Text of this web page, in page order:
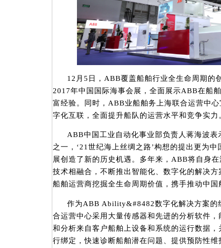
12月5日，ABB覆盖船舶行业全生命周期的
2017年中国国际海事会展，全面展示ABB在船
富经验。同时，ABB业船舶务上海联合运营中
字化互联，全面提升船队的运营水平和竞争实力
ABB中国工业自动化事业部负责人蒋海波
之一，‘21世纪海上丝绸之路’构想的提出更为
展创造了新的历史机遇。多年来，ABB将自身
技术相融合，不断推出智能化、数字化的解决
船舶运营商挖掘全生命周期价值，携手推动中
作为ABB Ability&#8482数字化解决方案的
合运营中心采用大量传感器和先进的分析软件
和分析来自客户船舶上设备和系统的运行数据
行绑定，快速诊断船舶潜在问题、提供预防性